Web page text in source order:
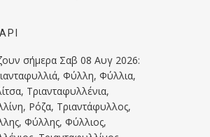
σήμερα Σαβ 08 Αυγ 2026:
Φύλλη, Φύλλια,
Τριανταφυλλένια,
Ρόζα, Τριαντάφυλλος,
Φύλλης, Φύλλιος,